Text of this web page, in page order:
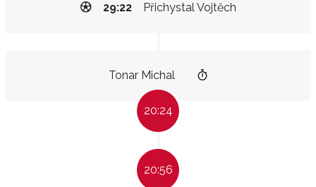
Přichystal Vojtěch
29:22
Tonar Michal
20:24
20:56